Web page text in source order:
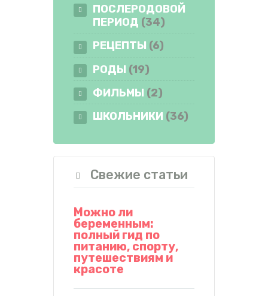
ПОСЛЕРОДОВОЙ
ПЕРИОД (34)
РЕЦЕПТЫ (6)
РОДЫ (19)
ФИЛЬМЫ (2)
ШКОЛЬНИКИ (36)
Свежие статьи
Можно ли
беременным:
полный гид по
питанию, спорту,
путешествиям и
красоте